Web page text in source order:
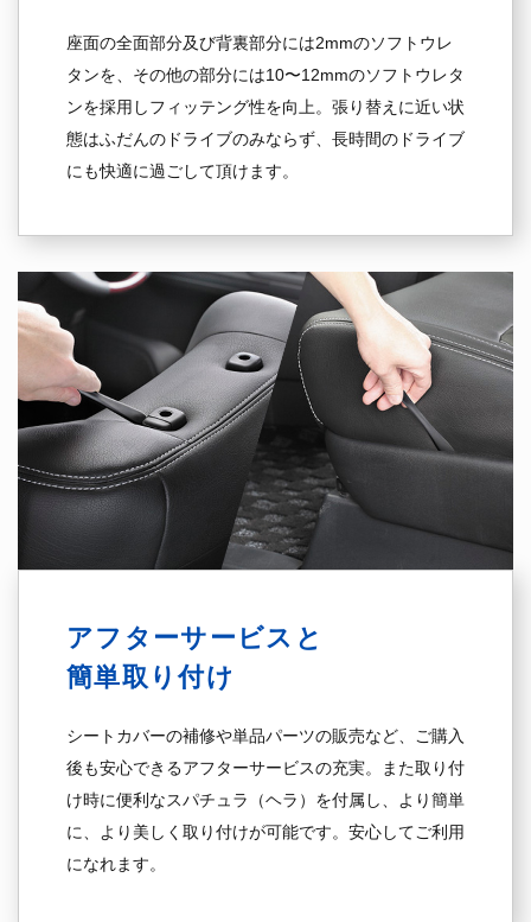
座面の全面部分及び背裏部分には2mmのソフトウレ
タンを、その他の部分には10〜12mmのソフトウレタ
ンを採用しフィッテング性を向上。張り替えに近い状
態はふだんのドライブのみならず、長時間のドライブ
にも快適に過ごして頂けます。
アフターサービスと
簡単取り付け
シートカバーの補修や単品パーツの販売など、ご購入
後も安心できるアフターサービスの充実。また取り付
け時に便利なスパチュラ（ヘラ）を付属し、より簡単
に、より美しく取り付けが可能です。安心してご利用
になれます。